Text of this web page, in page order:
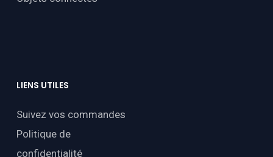
LIENS UTILES
Suivez vos commandes
Politique de
confidentialité